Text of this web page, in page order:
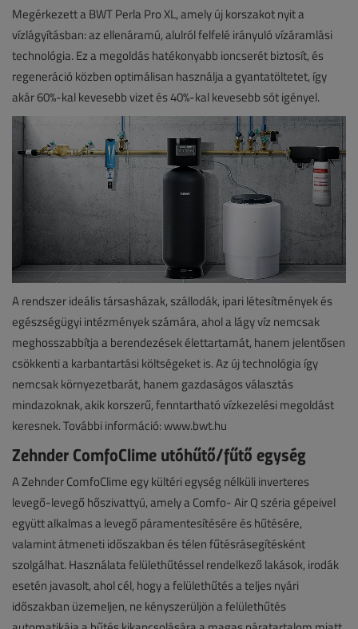
Megérkezett a BWT Perla Pro XL, amely új korszakot nyit a
vízlágyításban: az ellenáramú, alulról felfelé irányuló vízáramlási
technológia. Ez a megoldás hatékonyabb ioncserét biztosít, és
regeneráció közben optimálisan használja a gyantatöltetet, így
akár 60%-kal kevesebb vizet és 40%-kal kevesebb sót igényel.
A rendszer ideális társasházak, szállodák, ipari létesítmények és
egészségügyi intézmények számára, ahol a lágy víz nemcsak
meghosszabbítja a berendezések élettartamát, hanem jelentősen
csökkenti a karbantartási költségeket is. Az új technológia így
nemcsak környezetbarát, hanem gazdaságos választás
mindazoknak, akik korszerű, fenntartható vízkezelési megoldást
keresnek. További információ: www.bwt.hu
Zehnder ComfoClime utóhűtő/fűtő egység
A Zehnder ComfoClime egy kültéri egység nélküli inverteres
levegő-levegő hőszivattyú, amely a Comfo- Air Q széria gépeivel
együtt alkalmas a levegő páramentesítésére és hűtésére,
valamint átmeneti időszakban és télen fűtésrásegítésként
szolgálhat. Használata felülethűtéssel rendelkező lakások, irodák
esetén javasolt, ahol cél, hogy a felülethűtés a teljes nyári
időszakban üzemeljen, ne kényszerüljön a felülethűtés